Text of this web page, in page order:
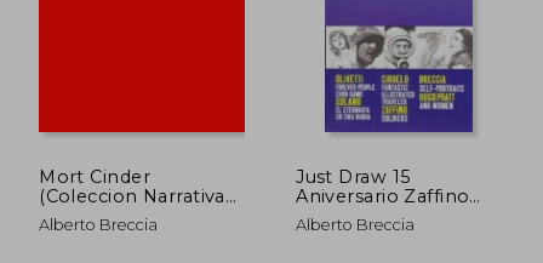
10%
dcto.
Mort Cinder
(Coleccion Narrativa
Dibujada, Enede)
Alberto Breccia
Just Draw 15
Aniversario Zaffino
Breccia Olivetti
Alberto Breccia